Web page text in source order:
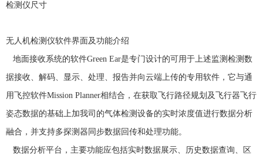
检测仪尺寸
无人机检测仪软件界面及功能介绍
地面接收系统的软件Green Ear是专门设计的可用于上述监测检测数
据接收、解码、显示、处理、报告并向云端上传的专用软件，它与通
用飞控软件Mission Planner相结合，在获取飞行路径规划及飞行器飞行
姿态数据的基础上加我司的气体检测设备的实时浓度值进行数据分析
融合，并支持多探测器同步数据回传和处理功能。
数据分析平台，主要功能应包括实时数据展示、历史数据查询、区